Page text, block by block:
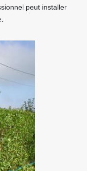
peut installer